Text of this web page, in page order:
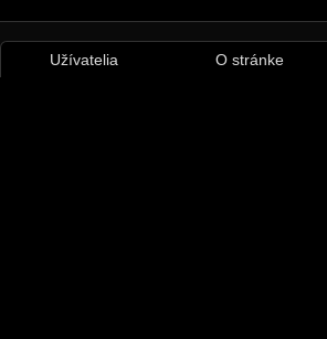
Užívatelia O stránke